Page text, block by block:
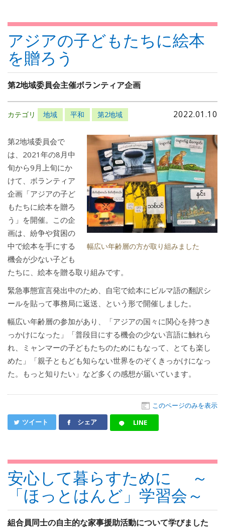
アジアの子どもたちに絵本
を贈ろう
第2地域委員会主催ボランティア企画
2022.01.10
カテゴリ 地域 平和 第2地域
幅広い年齢層の方が取り組みました
第2地域委員会で
は、2021年の8月中
旬から9月上旬にか
けて、ボランティア
企画「アジアの子ど
もたちに絵本を贈ろ
う」を開催。この企
画は、紛争や貧困の
中で絵本を手にする
機会が少ない子ども
たちに、絵本を贈る取り組みです。
緊急事態宣言発出中のため、自宅で絵本にビルマ語の翻訳シ
ールを貼って事務局に返送、という形で開催しました。
幅広い年齢層の参加があり、「アジアの国々に関心を持つき
っかけになった」「普段目にする機会の少ない言語に触れら
れ、ミャンマーの子どもたちのためにもなって、とても楽し
めた」「親子ともども知らない世界をのぞくきっかけになっ
た。もっと知りたい」など多くの感想が届いています。
このページのみを表示
ツイート シェア LINE
安心して暮らすために ～
「ほっとはんど」学習会～
組合員同士の自主的な家事援助活動について学びました